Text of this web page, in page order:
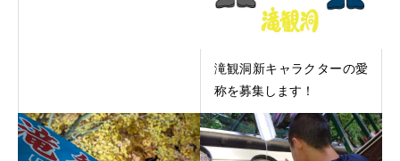
滝観洞新キャラクターの愛
称を募集します！